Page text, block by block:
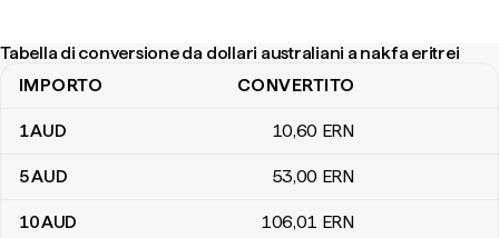
Tabella di conversione da dollari australiani a nakfa eritrei
Tabella di conversione da dollari australiani a nakfa eritrei
IMPORTO CONVERTITO
1AUD 10,60 ERN
5AUD 53,00 ERN
10AUD 106,01 ERN